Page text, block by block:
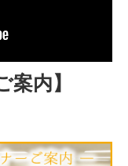
案内】